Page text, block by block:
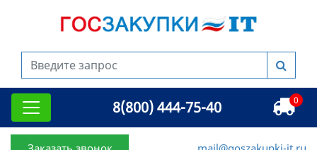
8(800) 444-75-40 0